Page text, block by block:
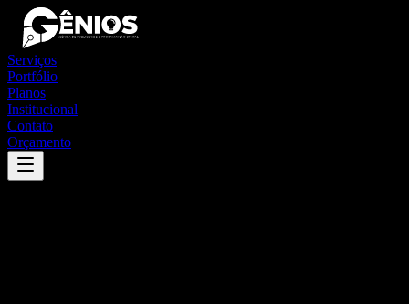
Serviços
Portfólio
Planos
Institucional
Contato
Orçamento